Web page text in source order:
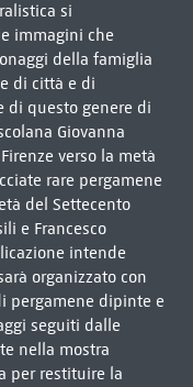
si
immagini che
della famiglia
di città e di
di questo genere di
Giovanna
verso la metà
rare pergamene
del Settecento
e Francesco
intende
organizzato con
pergamene dipinte e
seguiti dalle
nella mostra
per restituire la